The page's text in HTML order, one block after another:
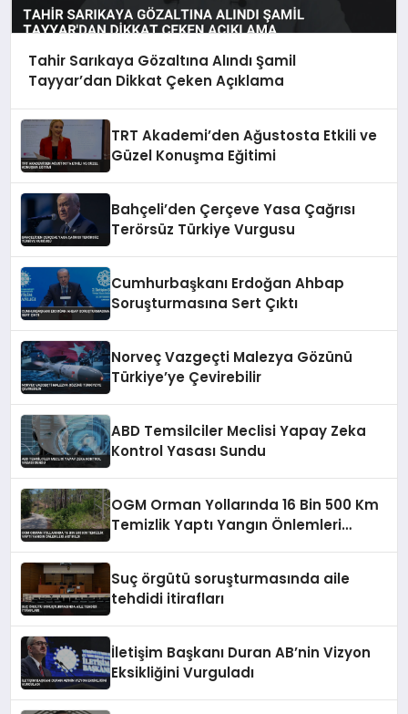
Tahir Sarıkaya Gözaltına Alındı Şamil
Tayyar’dan Dikkat Çeken Açıklama
TRT Akademi’den Ağustosta Etkili ve
Güzel Konuşma Eğitimi
Bahçeli’den Çerçeve Yasa Çağrısı
Terörsüz Türkiye Vurgusu
Cumhurbaşkanı Erdoğan Ahbap
Soruşturmasına Sert Çıktı
Norveç Vazgeçti Malezya Gözünü
Türkiye’ye Çevirebilir
ABD Temsilciler Meclisi Yapay Zeka
Kontrol Yasası Sundu
OGM Orman Yollarında 16 Bin 500 Km
Temizlik Yaptı Yangın Önlemleri
Suç örgütü soruşturmasında aile
tehdidi itirafları
İletişim Başkanı Duran AB’nin Vizyon
Eksikliğini Vurguladı